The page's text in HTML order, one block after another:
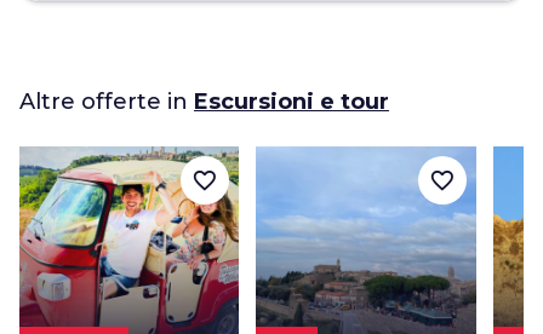
Altre offerte in Escursioni e tour
favorite_border favorite_border